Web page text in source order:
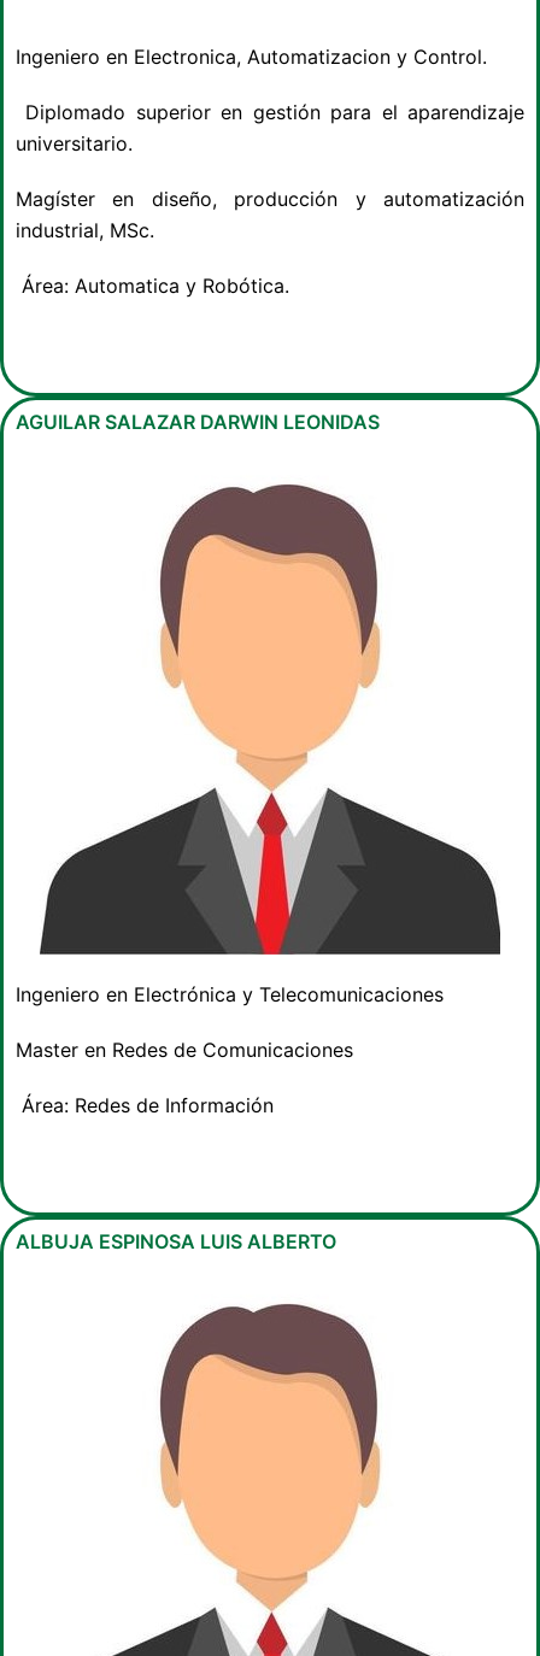
Ingeniero en Electronica, Automatizacion y Control.
Diplomado superior en gestión para el aparendizaje
universitario.
Magíster en diseño, producción y automatización
industrial, MSc.
Área: Automatica y Robótica.
AGUILAR SALAZAR DARWIN LEONIDAS
Ingeniero en Electrónica y Telecomunicaciones
Master en Redes de Comunicaciones
Área: Redes de Información
ALBUJA ESPINOSA LUIS ALBERTO